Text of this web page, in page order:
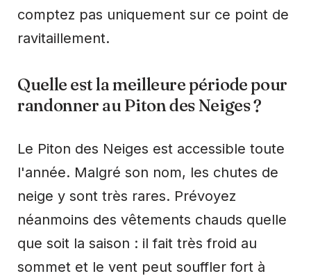
comptez pas uniquement sur ce point de
ravitaillement.
Quelle est la meilleure période pour
randonner au Piton des Neiges ?
Le Piton des Neiges est accessible toute
l'année. Malgré son nom, les chutes de
neige y sont très rares. Prévoyez
néanmoins des vêtements chauds quelle
que soit la saison : il fait très froid au
sommet et le vent peut souffler fort à